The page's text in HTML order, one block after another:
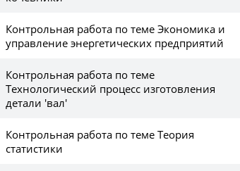
Контрольная работа по теме Экономика и
управление энергетических предприятий
Контрольная работа по теме
Технологический процесс изготовления
детали 'вал'
Контрольная работа по теме Теория
статистики